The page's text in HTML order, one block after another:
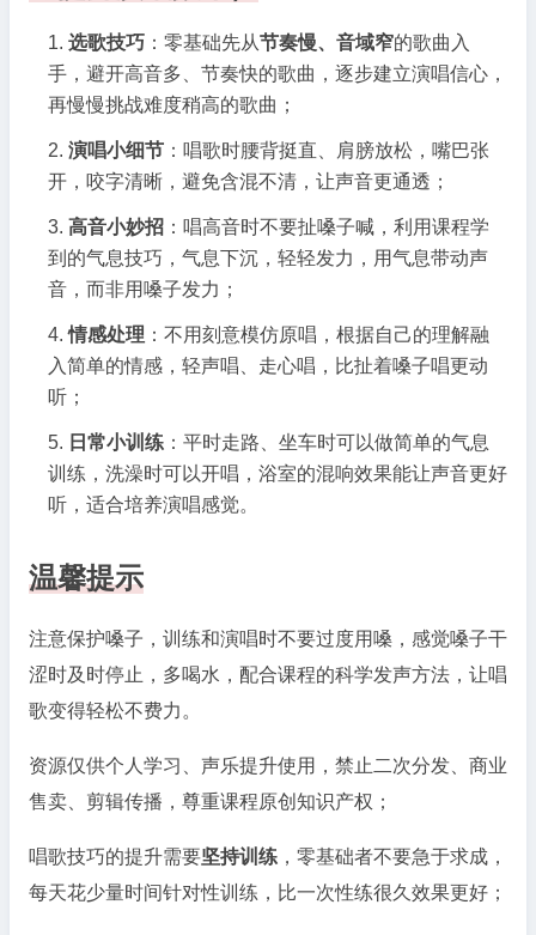
选歌技巧 ：零基础先从节奏慢、音域窄的歌曲入
手，避开高音多、节奏快的歌曲，逐步建立演唱信心，
再慢慢挑战难度稍高的歌曲；
演唱小细节 ：唱歌时腰背挺直、肩膀放松，嘴巴张
开，咬字清晰，避免含混不清，让声音更通透；
高音小妙招 ：唱高音时不要扯嗓子喊，利用课程学
到的气息技巧，气息下沉，轻轻发力，用气息带动声
音，而非用嗓子发力；
情感处理 ：不用刻意模仿原唱，根据自己的理解融
入简单的情感，轻声唱、走心唱，比扯着嗓子唱更动
听；
日常小训练 ：平时走路、坐车时可以做简单的气息
训练，洗澡时可以开唱，浴室的混响效果能让声音更好
听，适合培养演唱感觉。
温馨提示
注意保护嗓子，训练和演唱时不要过度用嗓，感觉嗓子干
涩时及时停止，多喝水，配合课程的科学发声方法，让唱
歌变得轻松不费力。
资源仅供个人学习、声乐提升使用，禁止二次分发、商业
售卖、剪辑传播，尊重课程原创知识产权；
唱歌技巧的提升需要坚持训练 ，零基础者不要急于求成，
每天花少量时间针对性训练，比一次性练很久效果更好；